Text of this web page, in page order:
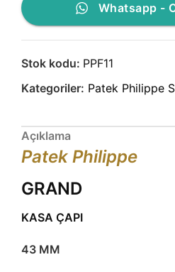
Whatsapp -
Stok kodu: PPF11
Kategoriler: Patek Philippe
Açıklama
Patek Philippe
GRAND
KASA ÇAPI
43 MM